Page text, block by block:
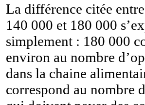
La différence citée
140 000 et 180 000
simplement : 180 000
environ au nombre
dans la chaine
correspond au nombre